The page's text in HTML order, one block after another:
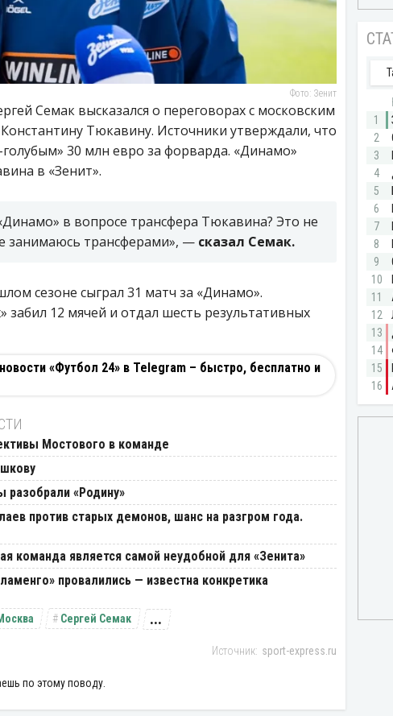
Фото: Зенит
Семак высказался о переговорах с московским
Тюкавину. Источники утверждали, что
30 млн евро за форварда. «Динамо»
в «Зенит».
в вопросе трансфера Тюкавина? Это не
занимаюсь трансферами», — сказал Семак.
сезоне сыграл 31 матч за «Динамо».
12 мячей и отдал шесть результативных
«Футбол 24» в Telegram – быстро, бесплатно и
Мостового в команде
разобрали «Родину»
против старых демонов, шанс на разгром года.
команда является самой неудобной для «Зенита»
провалились — известна конкретика
Сергей Семак ...
sport-express.ru
по этому поводу.